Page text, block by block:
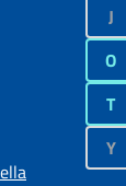
J
O
T
Y